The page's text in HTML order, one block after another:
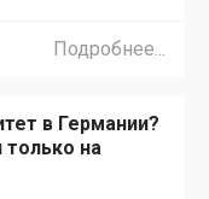
Подробнее...
в Германии?
только на